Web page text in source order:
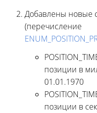
Добавлены новые
(перечисление
позиции в
01.01.1970
позиции в